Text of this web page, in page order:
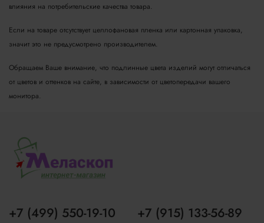
влияния на потребительские качества товара.
Если на товаре отсутствует целлофановая пленка или картонная упаковка,
значит это не предусмотрено производителем.
Обращаем Ваше внимание, что подлинные цвета изделий могут отличаться
от цветов и оттенков на сайте, в зависимости от цветопередачи вашего
монитора.
+7 (499) 550-19-10 +7 (915) 133-56-89